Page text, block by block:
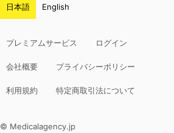
日本語 English
プレミアムサービス ログイン
会社概要 プライバシーポリシー
利用規約 特定商取引法について
© Medicalagency.jp